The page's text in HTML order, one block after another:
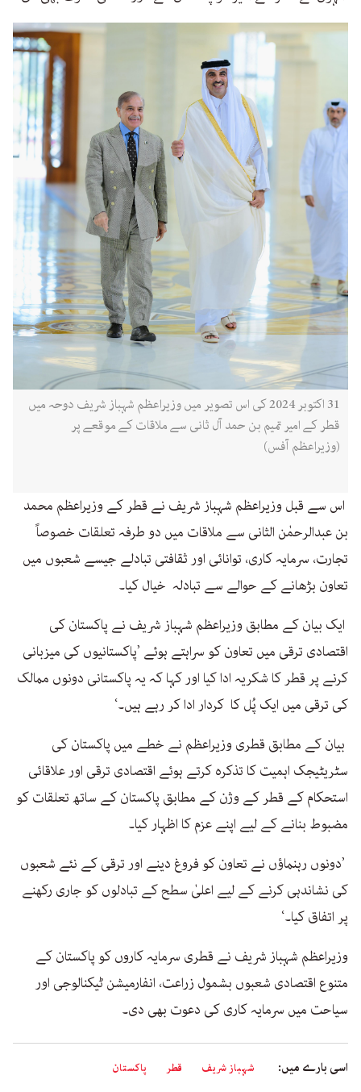
31 اکتوبر 2024 کی اس تصویر میں وزیراعظم شہباز شریف دوحہ میں
قطر کے امیر تمیم بن حمد آل ثانی سے ملاقات کے موقعے پر
(وزیراعظم آفس)
اس سے قبل وزیراعظم شہباز شریف نے قطر کے وزیراعظم محمد
بن عبدالرحمٰن الثانی سے ملاقات میں دو طرفہ تعلقات خصوصاً
تجارت، سرمایہ کاری، توانائی اور ثقافتی تبادلے جیسے شعبوں میں
تعاون بڑھانے کے حوالے سے تبادلہ خیال کیا۔
ایک بیان کے مطابق وزیراعظم شہباز شریف نے پاکستان کی
اقتصادی ترقی میں تعاون کو سراہتے ہوئے ’پاکستانیوں کی میزبانی
کرنے پر قطر کا شکریہ ادا کیا اور کہا کہ یہ پاکستانی دونوں ممالک
کی ترقی میں ایک پُل کا کردار ادا کر رہے ہیں۔‘
بیان کے مطابق قطری وزیراعظم نے خطے میں پاکستان کی
سٹریٹیجک اہمیت کا تذکرہ کرتے ہوئے اقتصادی ترقی اور علاقائی
استحکام کے قطر کے وژن کے مطابق پاکستان کے ساتھ تعلقات کو
مضبوط بنانے کے لیے اپنے عزم کا اظہار کیا۔
’دونوں رہنماؤں نے تعاون کو فروغ دینے اور ترقی کے نئے شعبوں
کی نشاندہی کرنے کے لیے اعلیٰ سطح کے تبادلوں کو جاری رکھنے
پر اتفاق کیا۔‘
وزیراعظم شہباز شریف نے قطری سرمایہ کاروں کو پاکستان کے
متنوع اقتصادی شعبوں بشمول زراعت، انفارمیشن ٹیکنالوجی اور
سیاحت میں سرمایہ کاری کی دعوت بھی دی۔
اسی بارے میں: شہباز شریف قطر پاکستان